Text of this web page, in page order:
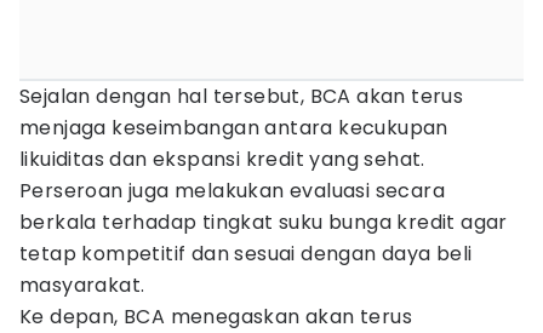
Sejalan dengan hal tersebut, BCA akan terus
menjaga keseimbangan antara kecukupan
likuiditas dan ekspansi kredit yang sehat.
Perseroan juga melakukan evaluasi secara
berkala terhadap tingkat suku bunga kredit agar
tetap kompetitif dan sesuai dengan daya beli
masyarakat.
Ke depan, BCA menegaskan akan terus